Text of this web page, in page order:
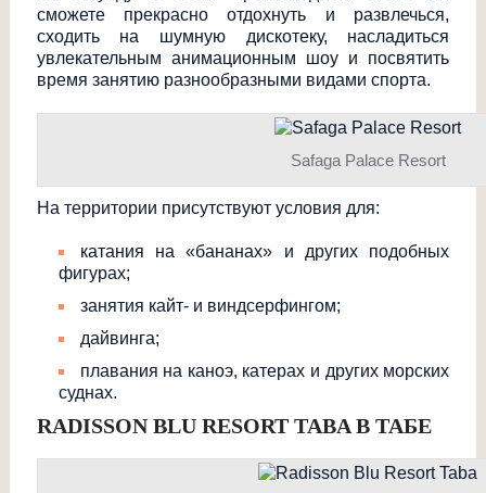
сможете прекрасно отдохнуть и развлечься,
сходить на шумную дискотеку, насладиться
увлекательным анимационным шоу и посвятить
время занятию разнообразными видами спорта.
Safaga Palace Resort
На территории присутствуют условия для:
катания на «бананах» и других подобных
фигурах;
занятия кайт- и виндсерфингом;
дайвинга;
плавания на каноэ, катерах и других морских
суднах.
RADISSON BLU RESORT TABA В ТАБЕ